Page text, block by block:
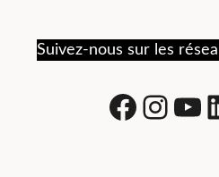
Suivez-nous sur les